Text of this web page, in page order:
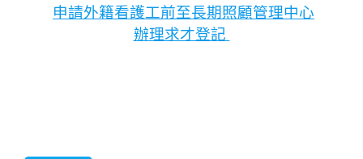
申請外籍看護工前至長期照顧管理中心
辦理求才登記